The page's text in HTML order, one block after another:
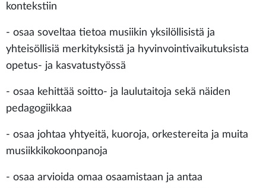
kontekstiin
- osaa soveltaa tietoa musiikin yksilöllisistä ja
yhteisöllisiä merkityksistä ja hyvinvointivaikutuksista
opetus- ja kasvatustyössä
- osaa kehittää soitto- ja laulutaitoja sekä näiden
pedagogiikkaa
- osaa johtaa yhtyeitä, kuoroja, orkestereita ja muita
musiikkikokoonpanoja
- osaa arvioida omaa osaamistaan ja antaa